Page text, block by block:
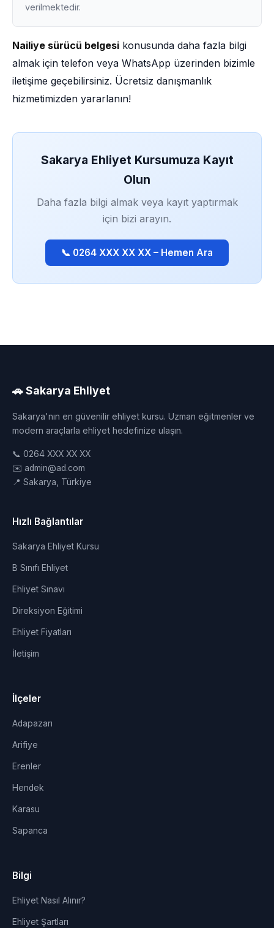
verilmektedir.
Nailiye sürücü belgesi konusunda daha fazla bilgi
almak için telefon veya WhatsApp üzerinden bizimle
iletişime geçebilirsiniz. Ücretsiz danışmanlık
hizmetimizden yararlanın!
Sakarya Ehliyet Kursumuza Kayıt
Olun
Daha fazla bilgi almak veya kayıt yaptırmak
için bizi arayın.
📞 0264 XXX XX XX – Hemen Ara
🚗 Sakarya Ehliyet
Sakarya'nın en güvenilir ehliyet kursu. Uzman eğitmenler ve
modern araçlarla ehliyet hedefinize ulaşın.
📞 0264 XXX XX XX
✉️ admin@ad.com
📍 Sakarya, Türkiye
Hızlı Bağlantılar
Sakarya Ehliyet Kursu
B Sınıfı Ehliyet
Ehliyet Sınavı
Direksiyon Eğitimi
Ehliyet Fiyatları
İletişim
İlçeler
Adapazarı
Arifiye
Erenler
Hendek
Karasu
Sapanca
Bilgi
Ehliyet Nasıl Alınır?
Ehliyet Şartları